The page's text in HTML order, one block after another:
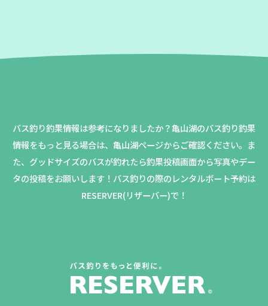
バス釣り釣果情報は参考になりましたか？亀山湖のバス釣り釣果
情報をもっと見る場合は、亀山湖ページからご確認ください。 ま
た、グッドサイズのバスが釣れたら釣果投稿画面から写真やデー
タの投稿をお願いします！バス釣りの際のレンタルボート予約は
RESERVER(リザーバー)で！